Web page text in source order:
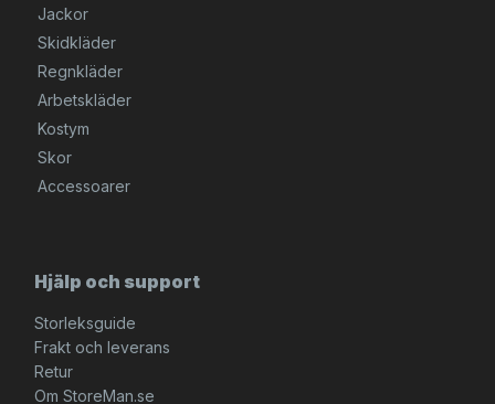
Jackor
Skidkläder
Regnkläder
Arbetskläder
Kostym
Skor
Accessoarer
Hjälp och support
Storleksguide
Frakt och leverans
Retur
Om StoreMan.se